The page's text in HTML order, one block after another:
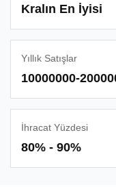
Kralın En İyisi
Yıllık Satışlar
10000000-
İhracat Yüzdesi
80% - 90%